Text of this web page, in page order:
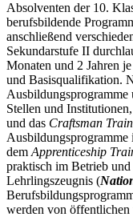
Absolventen der 10.
berufsbildende
anschließend
Sekundarstufe II
Monaten und 2 Jahren
und Basisqualifikation.
Ausbildungsprogramme
Stellen und
und das Craftsman
dem Apprenticeship
praktisch im Betrieb
Lehrlingszeugnis (
werden von